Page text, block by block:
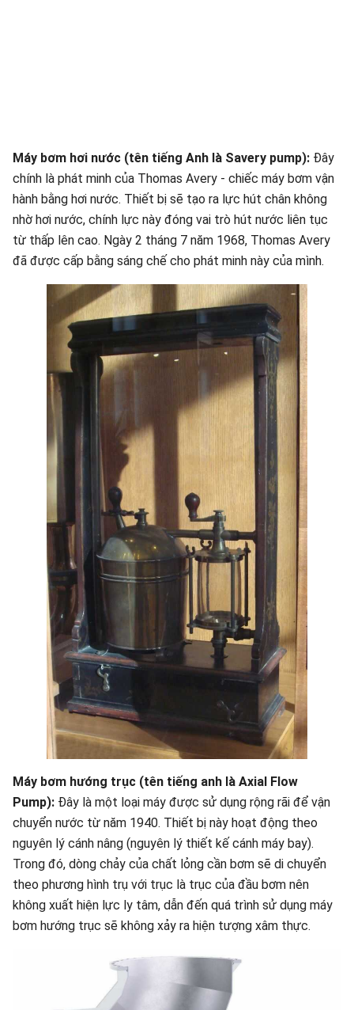
Máy bơm hơi nước (tên tiếng Anh là Savery pump): Đây
chính là phát minh của Thomas Avery - chiếc máy bơm vận
hành bằng hơi nước. Thiết bị sẽ tạo ra lực hút chân không
nhờ hơi nước, chính lực này đóng vai trò hút nước liên tục
từ thấp lên cao. Ngày 2 tháng 7 năm 1968, Thomas Avery
đã được cấp bằng sáng chế cho phát minh này của mình.
Máy bơm hướng trục (tên tiếng anh là Axial Flow
Pump): Đây là một loại máy được sử dụng rộng rãi để vận
chuyển nước từ năm 1940. Thiết bị này hoạt động theo
nguyên lý cánh nâng (nguyên lý thiết kế cánh máy bay).
Trong đó, dòng chảy của chất lỏng cần bơm sẽ di chuyển
theo phương hình trụ với trục là trục của đầu bơm nên
không xuất hiện lực ly tâm, dẫn đến quá trình sử dụng máy
bơm hướng trục sẽ không xảy ra hiện tượng xâm thực.